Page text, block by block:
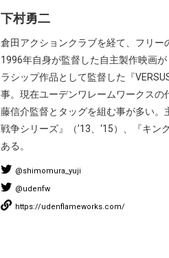
下村勇二
倉田アクションクラブを経て、フリー
1996年自身が監督した自主製作映画
ラシップ作品として監督した『
事。現在ユーデンワレームワークス
藤信介監督とタッグを組む事が多い。
戦争シリーズ』（’13、‘15）、『キン
ある。
@shimomura_yuji
@udenfw
https://udenflameworks.com/